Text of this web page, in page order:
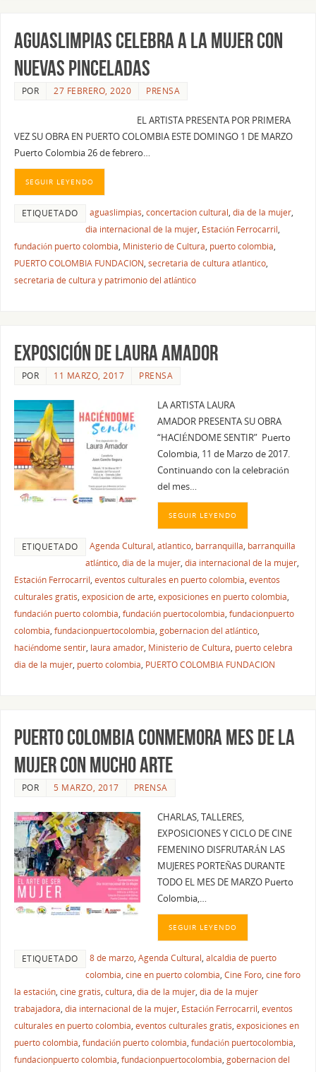
AGUASLIMPIAS CELEBRA A LA MUJER CON
NUEVAS PINCELADAS
POR 27 FEBRERO, 2020 PRENSA
EL ARTISTA PRESENTA POR PRIMERA
VEZ SU OBRA EN PUERTO COLOMBIA ESTE DOMINGO 1 DE MARZO
Puerto Colombia 26 de febrero…
SEGUIR LEYENDO
ETIQUETADO aguaslimpias, concertacion cultural, dia de la mujer,
dia internacional de la mujer, Estación Ferrocarril,
fundación puerto colombia, Ministerio de Cultura, puerto colombia,
PUERTO COLOMBIA FUNDACION, secretaria de cultura atlantico,
secretaria de cultura y patrimonio del atlántico
EXPOSICIÓN DE LAURA AMADOR
POR 11 MARZO, 2017 PRENSA
LA ARTISTA LAURA
AMADOR PRESENTA SU OBRA
“HACIÉNDOME SENTIR” Puerto
Colombia, 11 de Marzo de 2017.
Continuando con la celebración
del mes…
SEGUIR LEYENDO
ETIQUETADO Agenda Cultural, atlantico, barranquilla, barranquilla
atlántico, dia de la mujer, dia internacional de la mujer,
Estación Ferrocarril, eventos culturales en puerto colombia, eventos
culturales gratis, exposicion de arte, exposiciones en puerto colombia,
fundación puerto colombia, fundación puertocolombia, fundacionpuerto
colombia, fundacionpuertocolombia, gobernacion del atlántico,
haciéndome sentir, laura amador, Ministerio de Cultura, puerto celebra
dia de la mujer, puerto colombia, PUERTO COLOMBIA FUNDACION
PUERTO COLOMBIA CONMEMORA MES DE LA
MUJER CON MUCHO ARTE
POR 5 MARZO, 2017 PRENSA
CHARLAS, TALLERES,
EXPOSICIONES Y CICLO DE CINE
FEMENINO DISFRUTARÁN LAS
MUJERES PORTEÑAS DURANTE
TODO EL MES DE MARZO Puerto
Colombia,…
SEGUIR LEYENDO
ETIQUETADO 8 de marzo, Agenda Cultural, alcaldia de puerto
colombia, cine en puerto colombia, Cine Foro, cine foro
la estación, cine gratis, cultura, dia de la mujer, dia de la mujer
trabajadora, dia internacional de la mujer, Estación Ferrocarril, eventos
culturales en puerto colombia, eventos culturales gratis, exposiciones en
puerto colombia, fundación puerto colombia, fundación puertocolombia,
fundacionpuerto colombia, fundacionpuertocolombia, gobernacion del